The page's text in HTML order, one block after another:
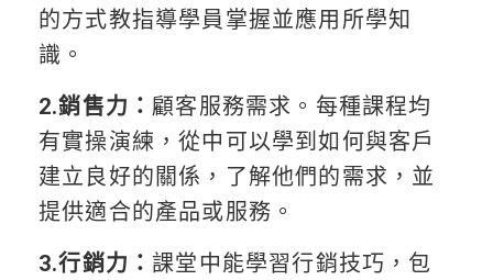
的方式教指導學員掌握並應用所學知
識。
2.銷售力： 顧客服務需求。每種課程均
有實操演練，從中可以學到如何與客戶
建立良好的關係，了解他們的需求，並
提供適合的產品或服務。
3.行銷力：課堂中能學習行銷技巧，包